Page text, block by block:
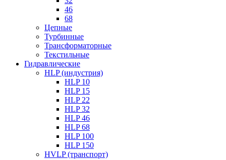
46
68
Цепные
Турбинные
Трансформаторные
Текстильные
Гидравлические
HLP (индустрия)
HLP 10
HLP 15
HLP 22
HLP 32
HLP 46
HLP 68
HLP 100
HLP 150
HVLP (транспорт)